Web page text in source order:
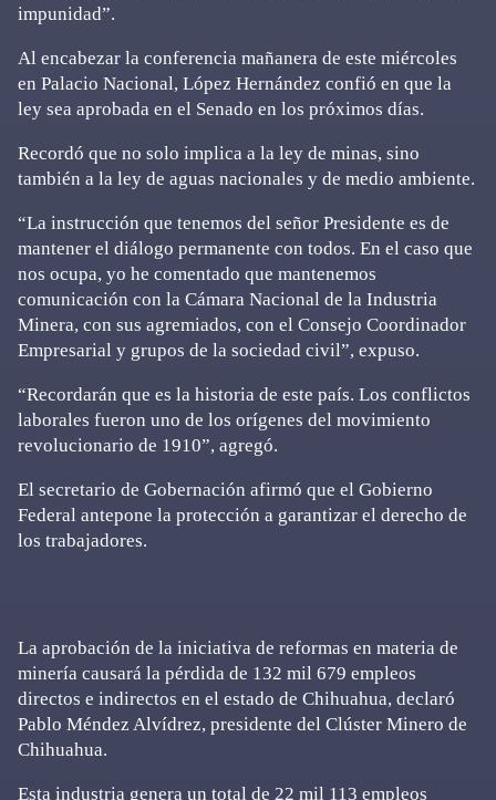
impunidad”.
Al encabezar la conferencia mañanera de este miércoles
en Palacio Nacional, López Hernández confió en que la
ley sea aprobada en el Senado en los próximos días.
Recordó que no solo implica a la ley de minas, sino
también a la ley de aguas nacionales y de medio ambiente.
“La instrucción que tenemos del señor Presidente es de
mantener el diálogo permanente con todos. En el caso que
nos ocupa, yo he comentado que mantenemos
comunicación con la Cámara Nacional de la Industria
Minera, con sus agremiados, con el Consejo Coordinador
Empresarial y grupos de la sociedad civil”, expuso.
“Recordarán que es la historia de este país. Los conflictos
laborales fueron uno de los orígenes del movimiento
revolucionario de 1910”, agregó.
El secretario de Gobernación afirmó que el Gobierno
Federal antepone la protección a garantizar el derecho de
los trabajadores.
La aprobación de la iniciativa de reformas en materia de
minería causará la pérdida de 132 mil 679 empleos
directos e indirectos en el estado de Chihuahua, declaró
Pablo Méndez Alvídrez, presidente del Clúster Minero de
Chihuahua.
Esta industria genera un total de 22 mil 113 empleos